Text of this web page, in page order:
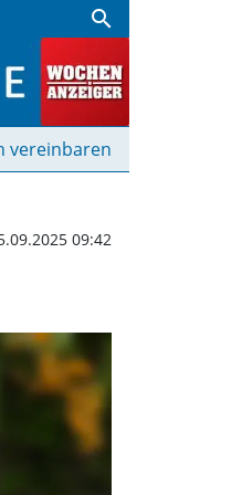
search
vereinbaren
09:42